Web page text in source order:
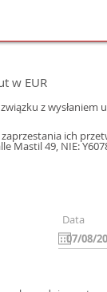
w EUR
z wysłaniem
ich
Mastil 49, NIE:
Data